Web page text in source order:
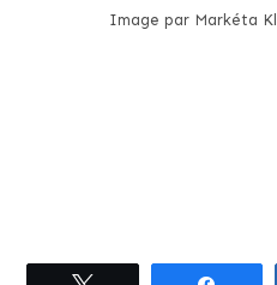
Image par Markéta